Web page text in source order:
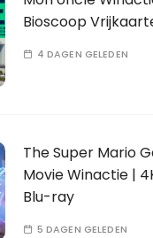
Bioscoop
4 DAGEN GELEDEN
The Super Mario
Movie Winactie |
Blu-ray
5 DAGEN GELEDEN